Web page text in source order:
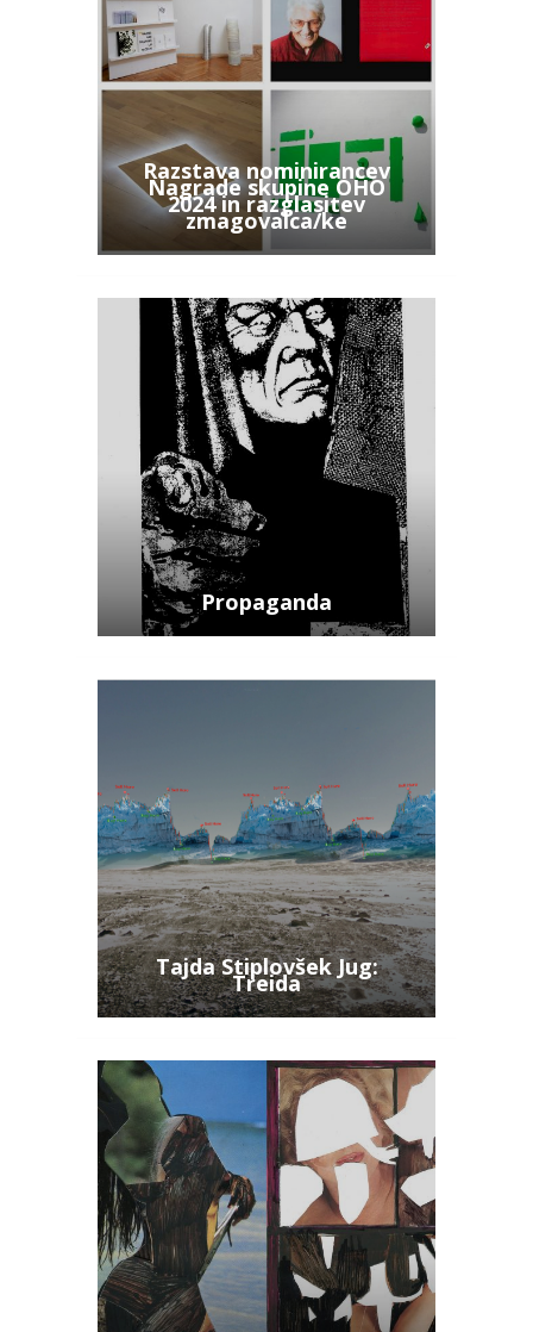
Razstava nominirancev
Nagrade skupine OHO
2024 in razglasitev
zmagovalca/ke
Propaganda
Tajda Stiplovšek Jug:
Treida